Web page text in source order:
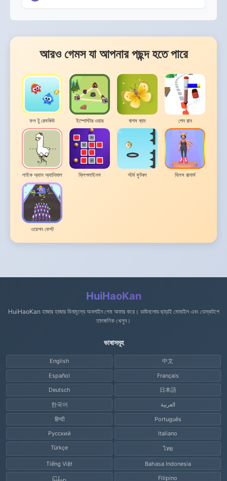
আরও গেমস যা আপনার পছন্দ হতে পারে
ফল টু রেসকিউ ইম্পোস্টার ওয়ার বাগস ব্যাং পেন রান
লাইক অ্যান অ্যানিমাল ফ্লিপলাইনস স্টর্ম ফুটবল হিলস রানার্স
ওয়েপন ফেস্ট
HuiHaoKan
HuiHaoKan হাজার হাজার বিনামূল্যে অনলাইন গেম অফার করে। ডাউনলোড ছাড়াই মোবাইল এবং ডেস্কটপে
তাৎক্ষণিক খেলুন।
ভাষাসমূহ
English 中文
Español
Français
Deutsch
日本語
한국어 العربية
हिन्दी
Português
Русский
Italiano
Türkçe
ไทย
Tiếng Việt Bahasa Indonesia
Filipino